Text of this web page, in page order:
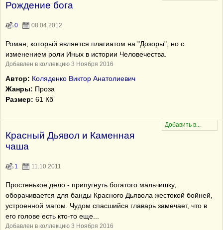
Рождение бога
0 08.04.2012
Роман, который является плагиатом на "Дозоры", но с
изменением роли Иных в истории Человечества.
Добавлен в коллекцию 3 Ноября 2016
Автор: Коляденко Виктор Анатолиевич
Жанры: Проза
Размер: 61 Кб
Красный Дьявол и Каменная
чаша
1 11.10.2011
Простенькое дело - припугнуть богатого мальчишку,
оборачивается для банды Красного Дьявола жестокой бойней,
устроенной магом. Чудом спасшийся главарь замечает, что в
его голове есть кто-то еще...
Добавлен в коллекцию 3 Ноября 2016